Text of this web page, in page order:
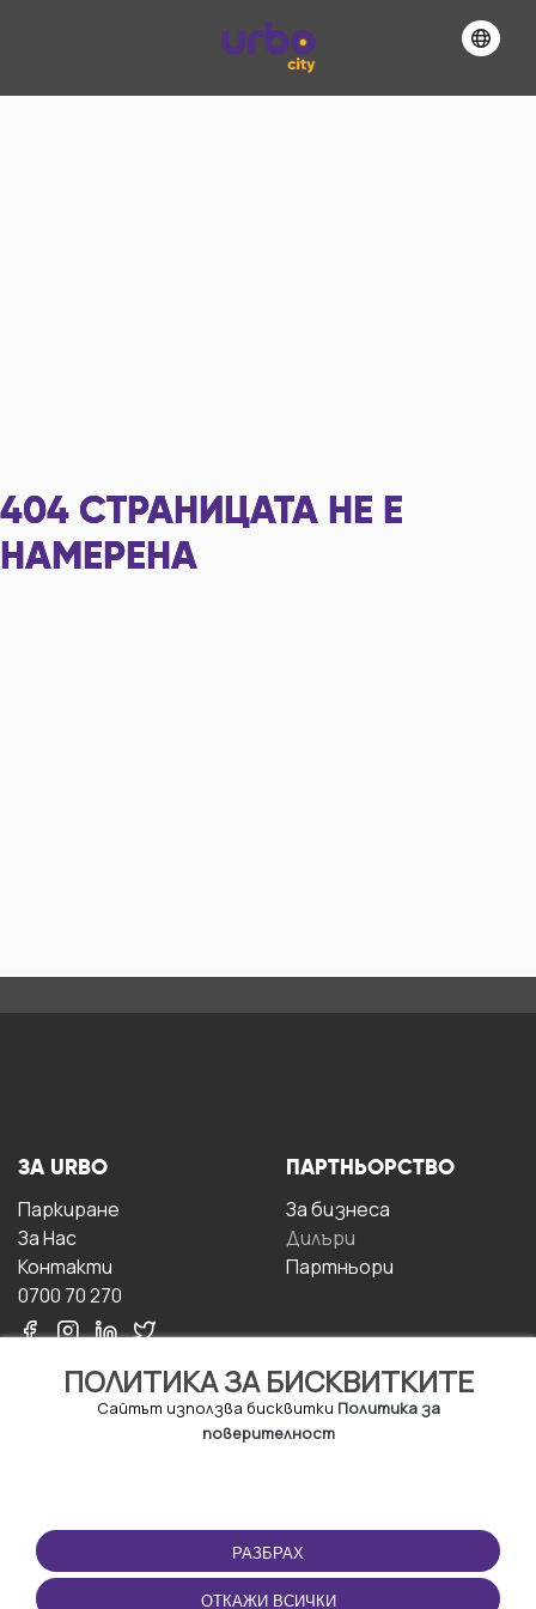
404 СТРАНИЦАТА НЕ Е
НАМЕРЕНА
ПОЛИТИКА ЗА БИСКВИТКИТЕ
Сайтът използва бисквитки Политика за
поверителност
РАЗБРАХ
ОТКАЖИ ВСИЧКИ
ЗА URBO
Паркиране
За Hас
Контакти
0700 70 270
ПАРТНЬОРСТВО
За бизнесa
Дилъри
Партньори
ПОЛЗВАНЕ
Правила и условия за
ползване
ПРИЛОЖЕНИЕТО